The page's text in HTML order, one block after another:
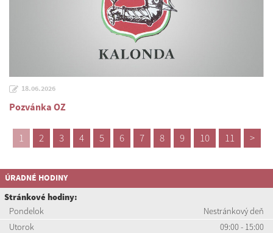
18.06.2026
Pozvánka OZ
1 2 3 4 5 6 7 8 9 10 11 >
ÚRADNÉ HODINY
Stránkové hodiny:
Pondelok
Nestránkový deň
Utorok
09:00 - 15:00